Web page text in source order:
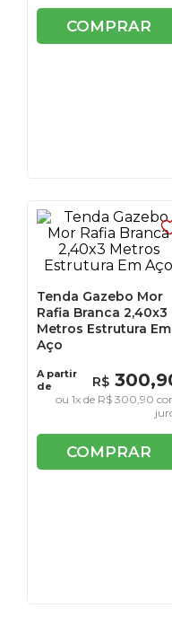
COMPRAR
Tenda Gazebo Mor
Rafia Branca 2,40x3
Metros Estrutura Em
Aço
A partir
de
R$ 300,
ou1x de R$ 300,90
COMPRAR